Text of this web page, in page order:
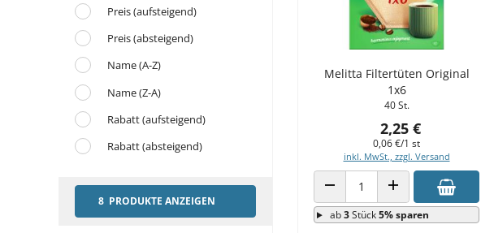
Preis (aufsteigend)
Preis (absteigend)
Name (A-Z)
Name (Z-A)
Rabatt (aufsteigend)
Rabatt (absteigend)
8 PRODUKTE ANZEIGEN
Melitta Filtertüten Original
1x6
40 St.
2,25 €
0,06 €/1 st
inkl. MwSt., zzgl. Versand
ANZAHL VERRINGERNANZAHL ERHÖHEN
ab3Stück5% sparen